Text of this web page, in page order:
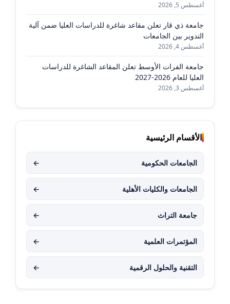
أغسطس 5, 2026
جامعة ذي قار تعلن مقاعد شاغرة للدراسات العليا ضمن آلية
التدوير بين الجامعات
أغسطس 4, 2026
جامعة الفرات الأوسط تعلن المقاعد الشاغرة للدراسات
العليا للعام 2026-2027
أغسطس 3, 2026
الأقسام الرئيسية
الجامعات الحكومية ←
الجامعات والكليات الأهلية ←
جامعة التراث ←
المؤتمرات العلمية ←
التقنية والحلول الرقمية ←